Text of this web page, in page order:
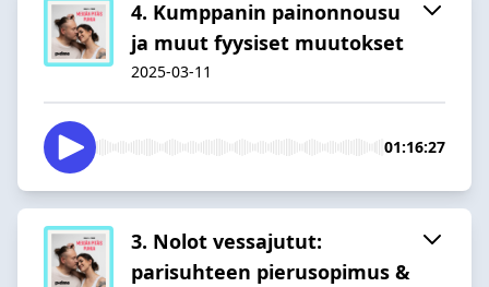
4. Kumppanin painonnousu
ja muut fyysiset muutokset
2025-03-11
01:16:27
3. Nolot vessajutut:
parisuhteen pierusopimus &